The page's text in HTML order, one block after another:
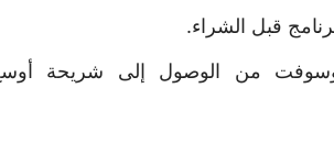
قبل الشراء.
من الوصول إلى شريحة